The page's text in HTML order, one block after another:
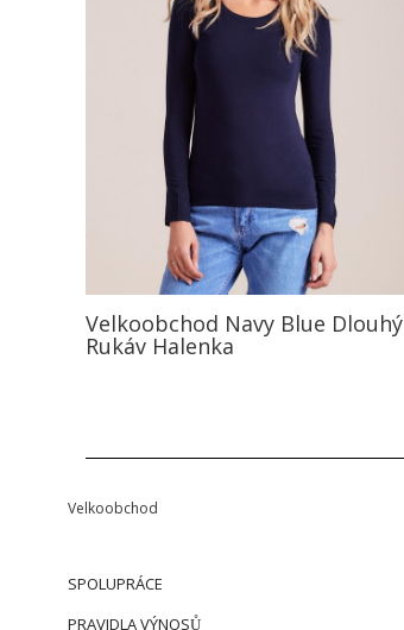
Velkoobchod Navy Blue Dlouhý
Rukáv Halenka
Velkoobchod
SPOLUPRÁCE
PRAVIDLA VÝNOSŮ